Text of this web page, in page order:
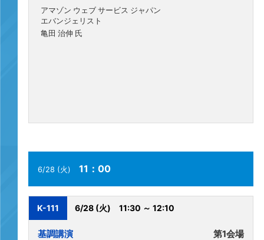
アマゾン ウェブ サービス ジャパン
エバンジェリスト
亀田 治伸 氏
6/28 (火) 11：00
K-111 6/28 (火) 11:30 ～ 12:10
基調講演 第1会場